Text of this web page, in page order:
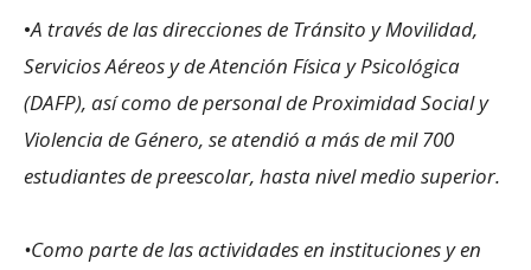
•A través de las direcciones de Tránsito y Movilidad,
Servicios Aéreos y de Atención Física y Psicológica
(DAFP), así como de personal de Proximidad Social y
Violencia de Género, se atendió a más de mil 700
estudiantes de preescolar, hasta nivel medio superior.
•Como parte de las actividades en instituciones y en